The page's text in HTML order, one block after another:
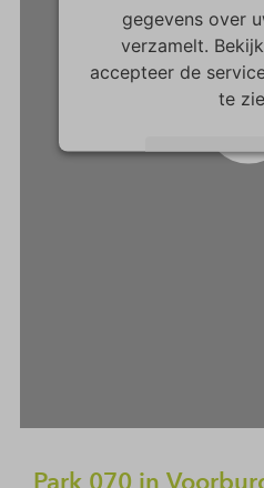
gegevens over
verzamelt.
accepteer de
te
Meer
Park 070 in